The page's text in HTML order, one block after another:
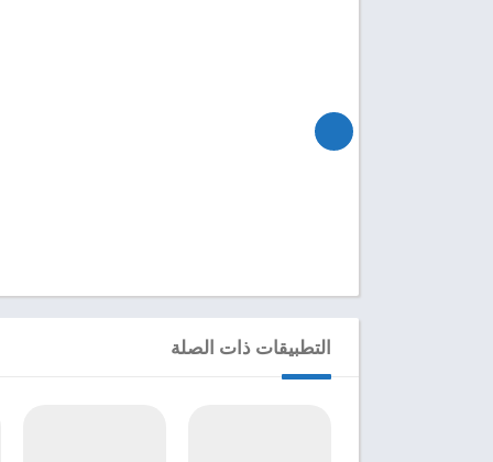
التطبيقات ذات الصلة